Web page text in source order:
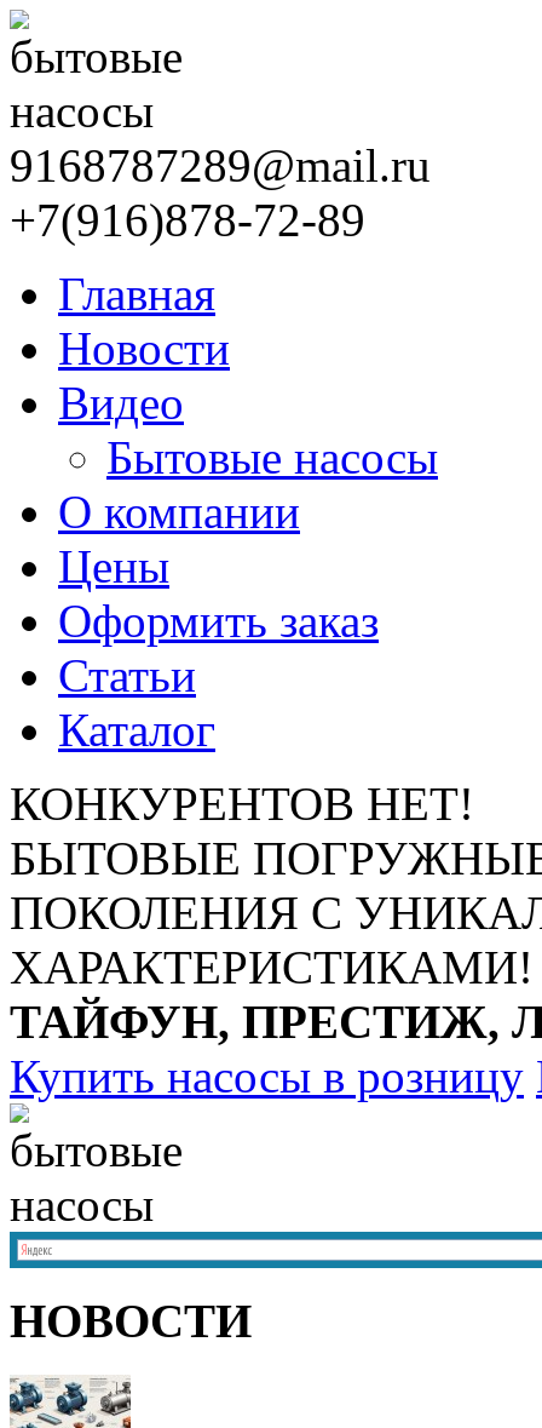
9168787289@mail.ru
+7(916)878-72-89
Главная
Новости
Видео
Бытовые насосы
О компании
Цены
Оформить заказ
Статьи
Каталог
КОНКУРЕНТОВ НЕТ!
БЫТОВЫЕ
ПОКОЛЕНИЯ С
ХАРАКТЕРИСТИКАМИ!
ТАЙФУН, ПРЕСТИЖ,
Купить насосы в розницу
НОВОСТИ